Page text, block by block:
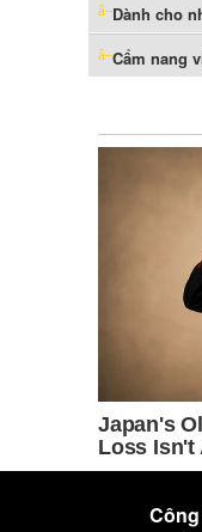
Dành cho
Cẩm nang